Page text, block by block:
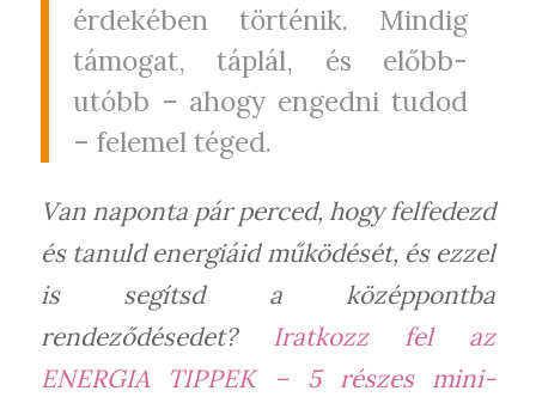
érdekében történik. Mindig
támogat, táplál, és előbb-
utóbb – ahogy engedni tudod
– felemel téged.
Van naponta pár perced, hogy felfedezd
és tanuld energiáid működését, és ezzel
is segítsd a középpontba
rendeződésedet? Iratkozz fel az
ENERGIA TIPPEK – 5 részes mini-